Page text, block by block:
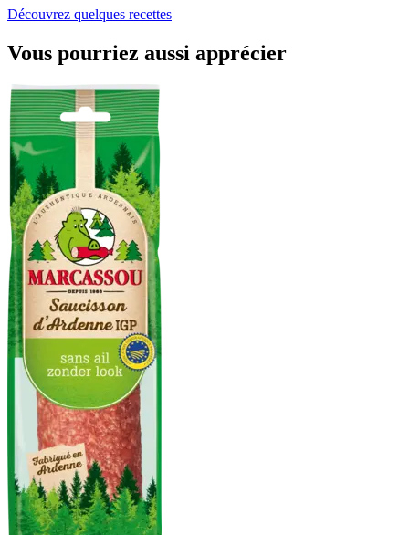
Découvrez quelques recettes
Vous pourriez aussi apprécier